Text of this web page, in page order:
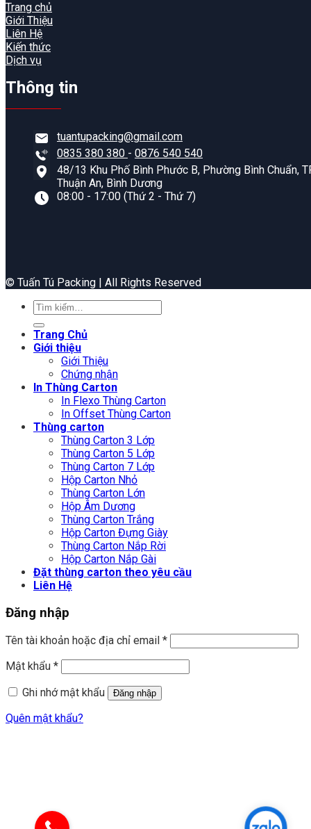
Trang chủ
Giới Thiệu
Liên Hệ
Kiến thức
Dịch vụ
Thông tin
tuantupacking@gmail.com
0835 380 380 - 0876 540 540
48/13 Khu Phố Bình Phước B, Phường Bình Chuẩn,
Thuận An, Bình Dương
08:00 - 17:00 (Thứ 2 - Thứ 7)
©️ Tuấn Tú Packing | All Rights Reserved
Tìm
Trang Chủ
Giới thiệu
Giới Thiệu
Chứng nhận
In Thùng Carton
In Flexo Thùng Carton
In Offset Thùng Carton
Thùng carton
Thùng Carton 3 Lớp
Thùng Carton 5 Lớp
Thùng Carton 7 Lớp
Hộp Carton Nhỏ
Thùng Carton Lớn
Hộp Âm Dương
Thùng Carton Trắng
Hộp Carton Đựng Giày
Thùng Carton Nắp Rời
Hộp Carton Nắp Gài
Đặt thùng carton theo yêu cầu
Liên Hệ
Đăng nhập
Tên tài khoản hoặc địa chỉ email *
Mật khẩu *
Ghi nhớ mật khẩu
Đăng nhập
Quên mật khẩu?